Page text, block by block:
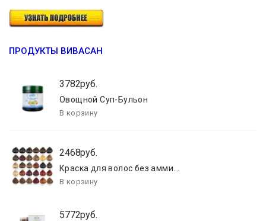
ПРОДУКТЫ ВИВАСАН
3782руб.
Овощной Суп-Бульон
2468руб.
Краска для волос без амми...
5772руб.